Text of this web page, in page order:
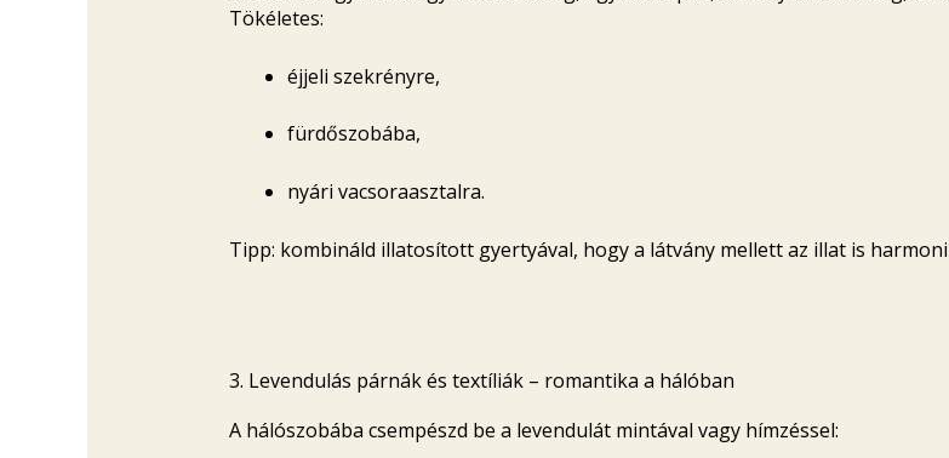
Tökéletes:
éjjeli szekrényre,
fürdőszobába,
nyári vacsoraasztalra.
Tipp: kombináld illatosított gyertyával, hogy a látvány mellett az illat is
3. Levendulás párnák és textíliák – romantika a hálóban
A hálószobába csempészd be a levendulát mintával vagy hímzéssel: